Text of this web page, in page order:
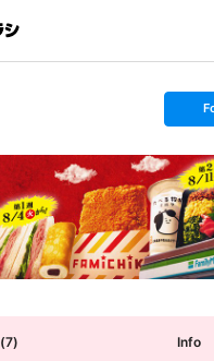
s
t
o
l
l
o
w
(7) Info